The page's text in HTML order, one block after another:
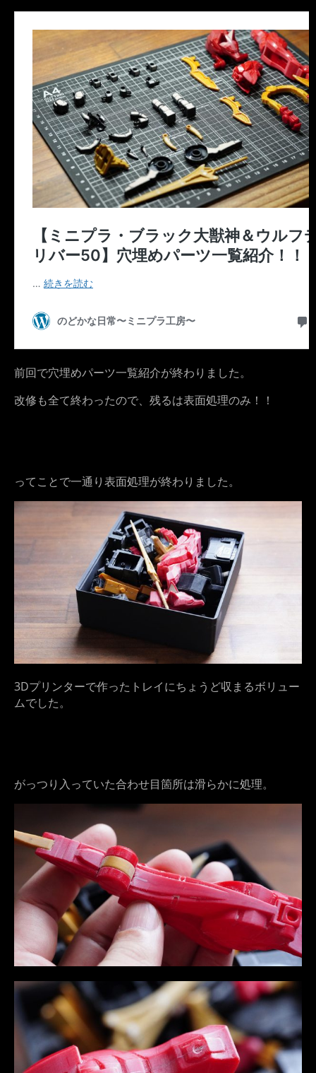
前回で穴埋めパーツ一覧紹介が終わりました。
改修も全て終わったので、残るは表面処理のみ！！
ってことで一通り表面処理が終わりました。
3Dプリンターで作ったトレイにちょうど収まるボリュー
ムでした。
がっつり入っていた合わせ目箇所は滑らかに処理。